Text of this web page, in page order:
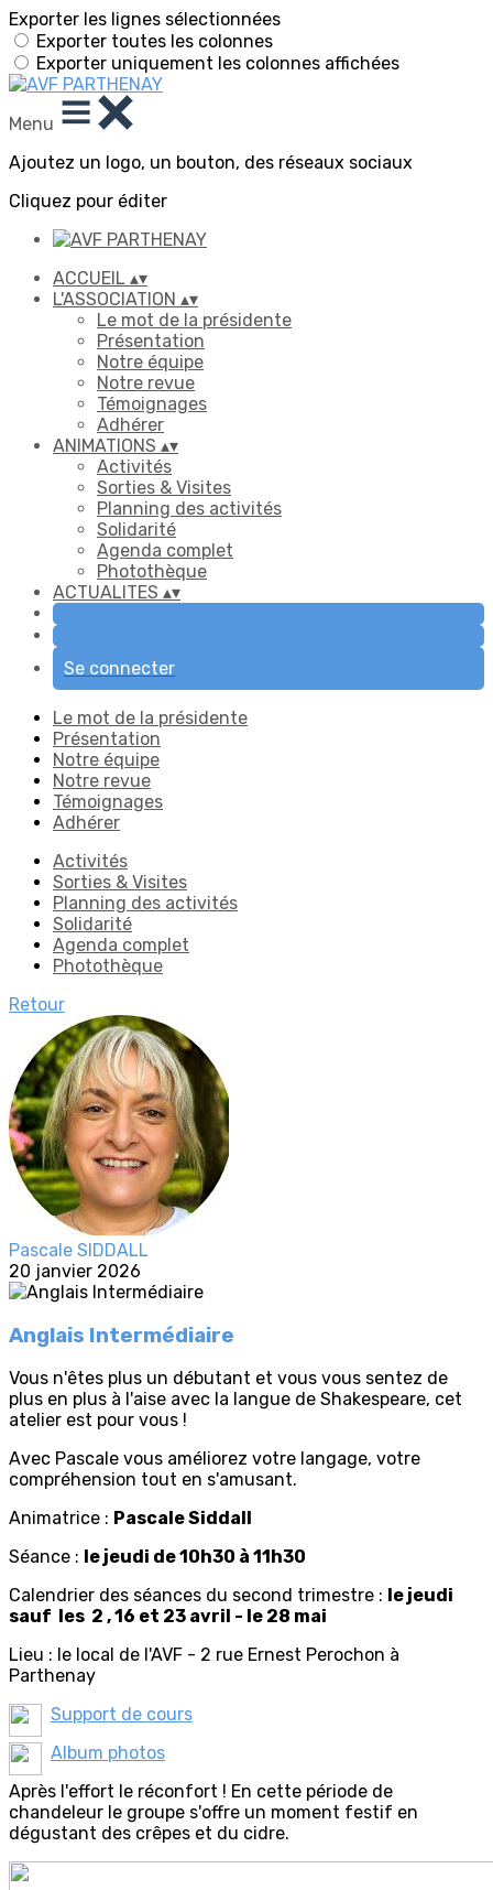
Exporter les lignes sélectionnées
Exporter toutes les colonnes
Exporter uniquement les colonnes affichées
Menu
Ajoutez un logo, un bouton, des réseaux sociaux
Cliquez pour éditer
ACCUEIL ▴▾
L'ASSOCIATION ▴▾
Le mot de la présidente
Présentation
Notre équipe
Notre revue
Témoignages
Adhérer
ANIMATIONS ▴▾
Activités
Sorties & Visites
Planning des activités
Solidarité
Agenda complet
Photothèque
ACTUALITES ▴▾
Se connecter
Le mot de la présidente
Présentation
Notre équipe
Notre revue
Témoignages
Adhérer
Activités
Sorties & Visites
Planning des activités
Solidarité
Agenda complet
Photothèque
Retour
Pascale SIDDALL
20 janvier 2026
Anglais Intermédiaire
Vous n'êtes plus un débutant et vous vous sentez de
plus en plus à l'aise avec la langue de Shakespeare, cet
atelier est pour vous !
Avec Pascale vous améliorez votre langage, votre
compréhension tout en s'amusant.
Animatrice : Pascale Siddall
Séance : le jeudi de 10h30 à 11h30
Calendrier des séances du second trimestre : le jeudi
sauf les 2 , 16 et 23 avril - le 28 mai
Lieu : le local de l'AVF - 2 rue Ernest Perochon à
Parthenay
Support de cours
Album photos
Après l'effort le réconfort ! En cette période de
chandeleur le groupe s'offre un moment festif en
dégustant des crêpes et du cidre.